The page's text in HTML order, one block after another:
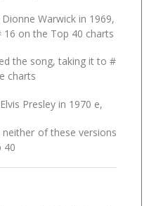
Warwick in 1969,
on the Top 40 charts
the song, taking it to #
charts
Presley in 1970 e,
of these versions
40